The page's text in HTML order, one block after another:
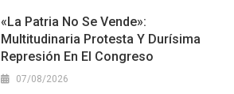
«La Patria No Se Vende»:
Multitudinaria Protesta Y Durísima
Represión En El Congreso
07/08/2026